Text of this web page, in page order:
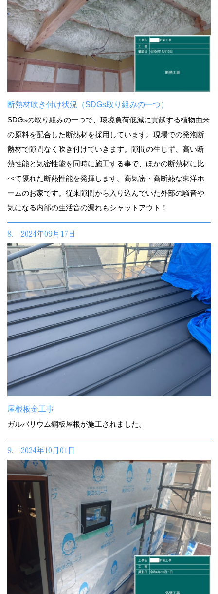
断熱材吹き付け状況（SDGs取り組みの一つ）
SDGsの取り組みの一つで、環境負荷低減に貢献する植物由来
の原料を配合した断熱材を採用しています。現場での発泡断
熱材で隙間なく吹き付けていきます。隙間の生じず、高い断
熱性能と気密性能を同時に施工する事で、ほかの断熱材に比
べて優れた断熱性能を発揮します。高気密・高断熱な東洋ホ
ームのお家です。従来隙間から入り込んでいた外部の騒音や
気になる内部の生活音の漏れもシャットアウト！
8. 2024年09月17日
屋根板金工事
ガルバリウム鋼板屋根が施工されました。
9. 2024年10月01日